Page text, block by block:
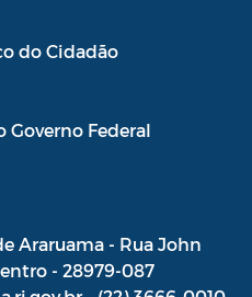
do Cidadão
Governo Federal
Araruama - Rua John
- 28979-087